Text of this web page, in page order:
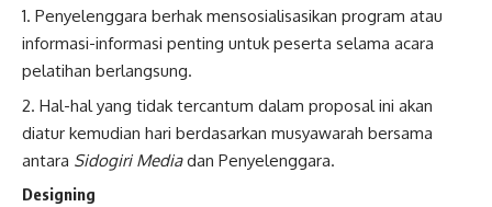
Penyelenggara berhak mensosialisasikan program atau
informasi-informasi penting untuk peserta selama acara
pelatihan berlangsung.
Hal-hal yang tidak tercantum dalam proposal ini akan
diatur kemudian hari berdasarkan musyawarah bersama
antara Sidogiri Mediadan Penyelenggara.
Designing